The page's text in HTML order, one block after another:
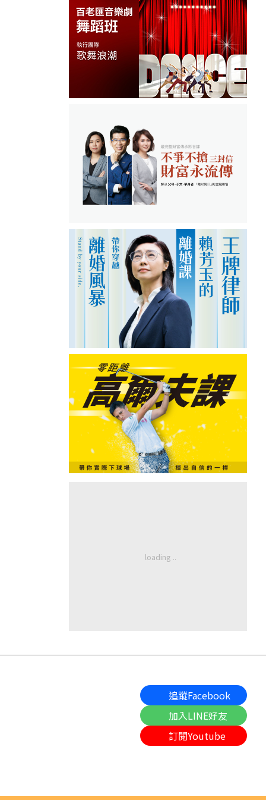
追蹤Facebook
加入LINE好友
訂閱Youtube